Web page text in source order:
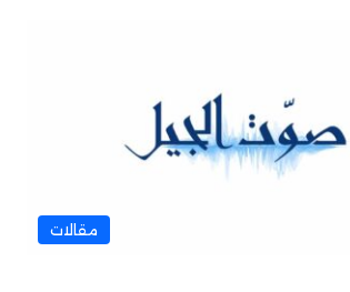
مقالات